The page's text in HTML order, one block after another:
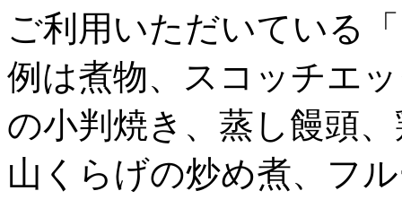
ご利用いただいている
例は煮物、スコッチエ
の小判焼き、蒸し饅頭
山くらげの炒め煮、フ